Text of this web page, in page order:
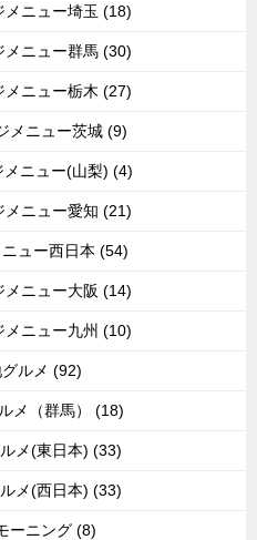
メニュー埼玉 (18)
メニュー群馬 (30)
メニュー栃木 (27)
メニュー茨城 (9)
メニュー(山梨) (4)
メニュー愛知 (21)
ュー西日本 (54)
メニュー大阪 (14)
メニュー九州 (10)
グルメ (92)
メ（群馬） (18)
メ(東日本) (33)
メ(西日本) (33)
ーニング (8)